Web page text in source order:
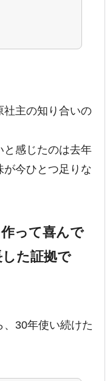
社主の知り合いの
と感じたのは去年
が今ひとつ足りな
って喜んで
た証拠で
30年使い続けた